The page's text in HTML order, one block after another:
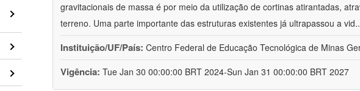
gravitacionais de massa é por meio da utilização de cortinas atirantadas,
terreno. Uma parte importante das estruturas existentes já ultrapassou a vid
Instituição/UF/País: Centro Federal de Educação Tecnológica de Minas
Vigência: Tue Jan 30 00:00:00 BRT 2024-Sun Jan 31 00:00:00 BRT 2027